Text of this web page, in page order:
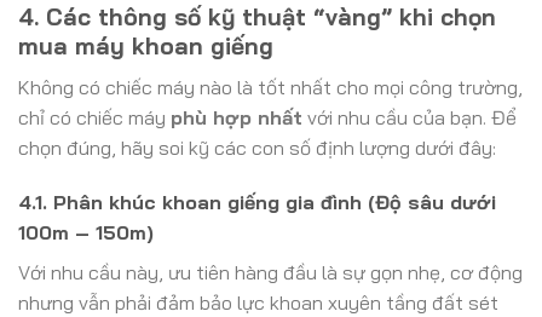
4. Các thông số kỹ thuật “vàng” khi chọn
mua máy khoan giếng
Không có chiếc máy nào là tốt nhất cho mọi công trường,
chỉ có chiếc máy phù hợp nhất với nhu cầu của bạn. Để
chọn đúng, hãy soi kỹ các con số định lượng dưới đây:
4.1. Phân khúc khoan giếng gia đình (Độ sâu dưới
100m – 150m)
Với nhu cầu này, ưu tiên hàng đầu là sự gọn nhẹ, cơ động
nhưng vẫn phải đảm bảo lực khoan xuyên tầng đất sét